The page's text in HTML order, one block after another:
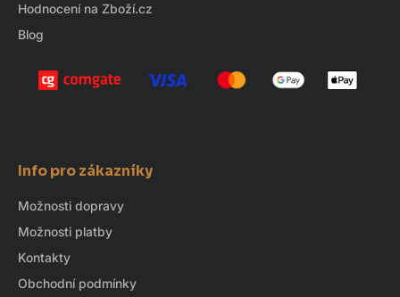
Hodnocení na Zboží.cz
Blog
Info pro zákazníky
Možnosti dopravy
Možnosti platby
Kontakty
Obchodní podmínky